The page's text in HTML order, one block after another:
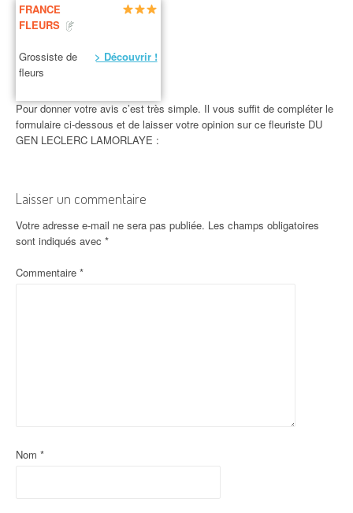
FRANCE
FLEURS
Grossiste de
fleurs
> Découvrir !
Pour donner votre avis c’est très simple. Il vous suffit de compléter le
formulaire ci-dessous et de laisser votre opinion sur ce fleuriste DU
GEN LECLERC LAMORLAYE :
Laisser un commentaire
Votre adresse e-mail ne sera pas publiée. Les champs obligatoires
sont indiqués avec *
Commentaire *
Nom *